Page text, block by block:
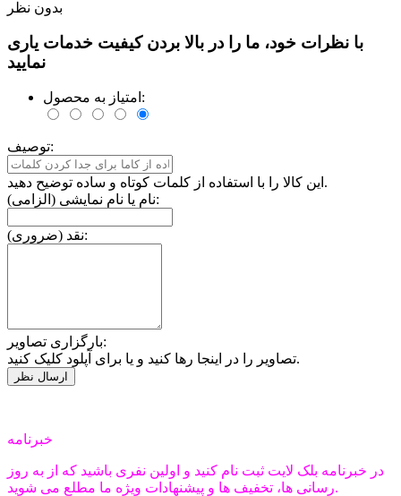
بدون نظر
با نظرات خود، ما را در بالا بردن کیفیت خدمات یاری
نمایید
امتیاز به محصول:
توصیف:
این کالا را با استفاده از کلمات کوتاه و ساده توضیح دهید.
نام یا نام نمایشی (الزامی):
نقد (ضروری):
بارگزاری تصاویر:
تصاویر را در اینجا رها کنید و یا برای آپلود کلیک کنید.
خبرنامه
در خبرنامه بلک لایت ثبت نام کنید و اولین نفری باشید که از به روز
رسانی ها، تخفیف ها و پیشنهادات ویژه ما مطلع می شوید.